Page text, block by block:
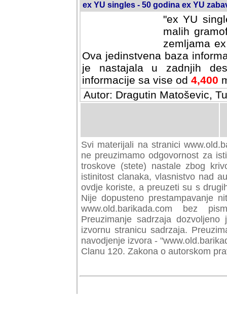
ex YU singles - 50 godina ex YU
"ex YU
malih
zemljama
Ova jedinstvena baza
je nastajala u zadnjih
informacije sa vise od 4,400
Autor: Dragutin Matoševic,
Svi materijali na stranici
preuzimamo odgovornost za
troskove (stete) nastale zbog
istinitost clanaka, vlasnistvo nad
ovdje koriste, a preuzeti su s
Nije dopusteno prestampavanje
www.old.barikada.com bez
Preuzimanje sadrzaja
izvornu stranicu sadrzaja.
navodjenje izvora -
Clanu 120. Zakona o autorskom